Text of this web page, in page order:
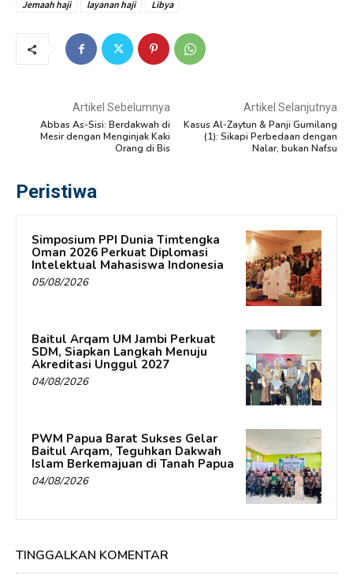
Jemaah haji layanan haji Libya
Artikel Sebelumnya
Abbas As-Sisi: Berdakwah di
Mesir dengan Menginjak Kaki
Orang di Bis
Artikel Selanjutnya
Kasus Al-Zaytun & Panji Gumilang
(1): Sikapi Perbedaan dengan
Nalar, bukan Nafsu
Peristiwa
Simposium PPI Dunia Timtengka
Oman 2026 Perkuat Diplomasi
Intelektual Mahasiswa Indonesia
05/08/2026
Baitul Arqam UM Jambi Perkuat
SDM, Siapkan Langkah Menuju
Akreditasi Unggul 2027
04/08/2026
PWM Papua Barat Sukses Gelar
Baitul Arqam, Teguhkan Dakwah
Islam Berkemajuan di Tanah Papua
04/08/2026
TINGGALKAN KOMENTAR